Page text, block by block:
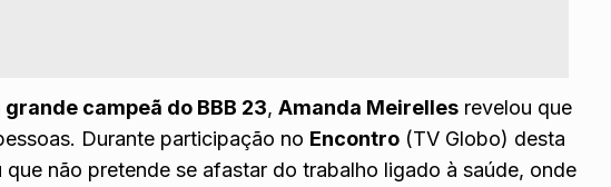
grande campeã do BBB 23,Amanda Meirelles revelou que
Durante participação no Encontro (TV Globo) desta
não pretende se afastar do trabalho ligado à saúde, onde